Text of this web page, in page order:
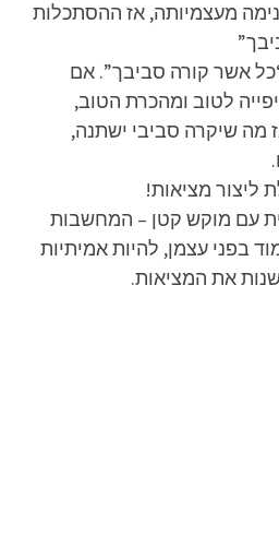
מעצמיותה, אז ההסתכלות
אשר קורה סביבך”. אם
לטוב ומהכרת הטוב,
מה שיקרה סביבי ישתנה,
ליצור מציאות!
עם מוקש קטן – המחשבות
בפני עצמן, להיות אמיתיות
את המציאות.